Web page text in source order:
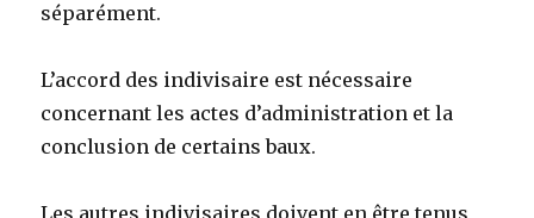
séparément.
L’accord des indivisaire est nécessaire
concernant les actes d’administration et la
conclusion de certains baux.